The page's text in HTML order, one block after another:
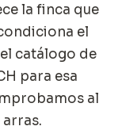
la finca que
el
catálogo de
para esa
al
arras.